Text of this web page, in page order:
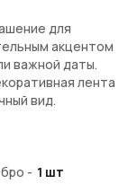
для
акцентом
важной даты.
лента
вид.
- 1 шт